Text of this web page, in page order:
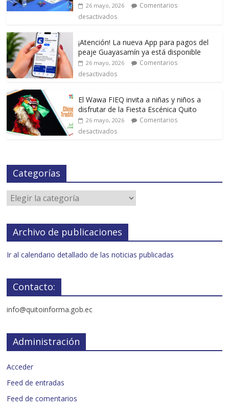
26 mayo, 2026
Comentarios
desactivados
¡Atención! La nueva App para pagos del
peaje Guayasamín ya está disponible
26 mayo, 2026
Comentarios
desactivados
El Wawa FIEQ invita a niñas y niños a
disfrutar de la Fiesta Escénica Quito
26 mayo, 2026
Comentarios
desactivados
Categorías
Archivo de publicaciones
Ir al calendario detallado de las noticias publicadas
Contacto:
info@quitoinforma.gob.ec
Administración
Acceder
Feed de entradas
Feed de comentarios